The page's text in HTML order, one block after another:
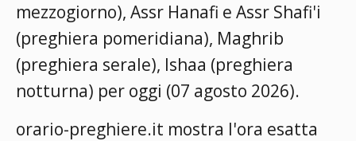
mezzogiorno), Assr Hanafi e Assr Shafi'i
(preghiera pomeridiana), Maghrib
(preghiera serale), Ishaa (preghiera
notturna) per oggi (07 agosto 2026).
orario-preghiere.it mostra l'ora esatta